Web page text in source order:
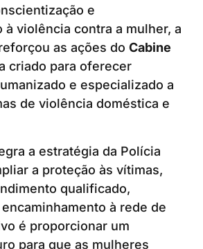
e
violência contra a mulher, a
as ações do Cabine
criado para oferecer
e especializado a
de violência doméstica e
a estratégia da Polícia
a proteção às vítimas,
qualificado,
à rede de
é proporcionar um
para que as mulheres